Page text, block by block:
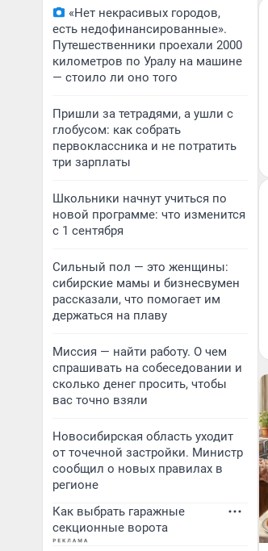
«Нет некрасивых городов,
есть недофинансированные».
Путешественники проехали 2000
километров по Уралу на машине
— стоило ли оно того
Пришли за тетрадями, а ушли с
глобусом: как собрать
первоклассника и не потратить
три зарплаты
Школьники начнут учиться по
новой программе: что изменится
с 1 сентября
Сильный пол — это женщины:
сибирские мамы и бизнесвумен
рассказали, что помогает им
держаться на плаву
Миссия — найти работу. О чем
спрашивать на собеседовании и
сколько денег просить, чтобы
вас точно взяли
Новосибирская область уходит
от точечной застройки. Министр
сообщил о новых правилах в
регионе
Как выбрать гаражные
секционные ворота